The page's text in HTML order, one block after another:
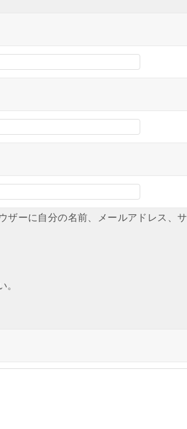
ザーに自分の名前、メールアドレス、サ
。